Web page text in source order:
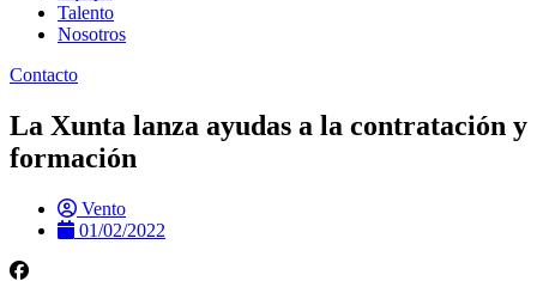
Talento
Nosotros
Contacto
La Xunta lanza ayudas a la contratación y
formación
Vento
01/02/2022